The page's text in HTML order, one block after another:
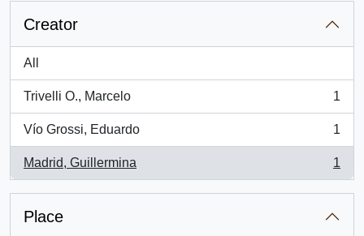
Creator
All
Trivelli O., Marcelo
, 1 results
1
Vío Grossi, Eduardo
, 1 results
1
Madrid, Guillermina
, 1 results
1
Place